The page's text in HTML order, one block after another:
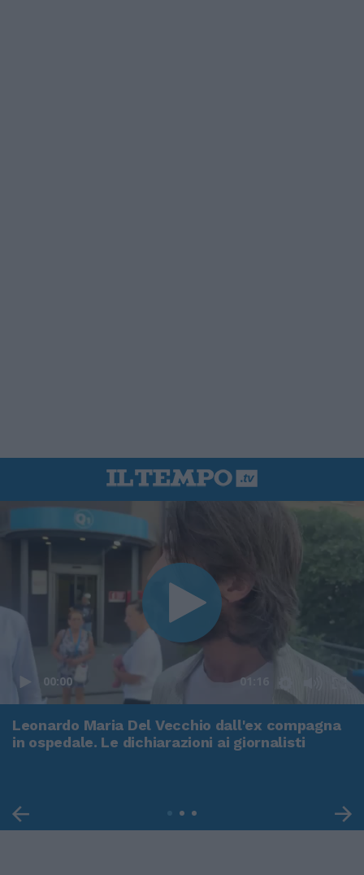
00:00 01:16
Leonardo Maria Del Vecchio dall'ex compagna
in ospedale. Le dichiarazioni ai giornalisti